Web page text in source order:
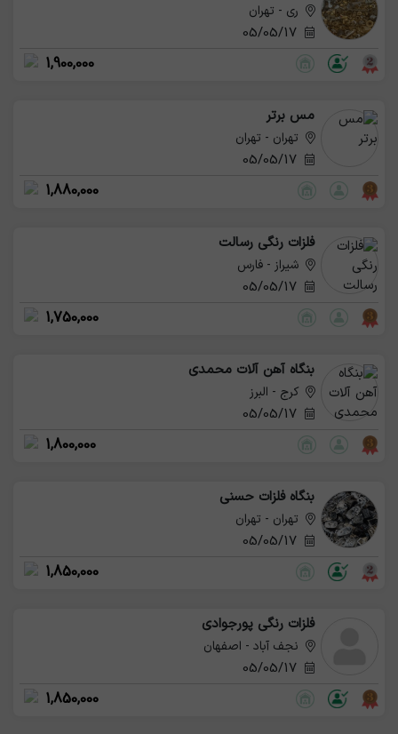
ری - تهران
05/05/17
1,900,000
مس برتر
تهران - تهران
05/05/17
1,880,000
فلزات رنگی رسالت
شیراز - فارس
05/05/17
1,750,000
بنگاه آهن آلات محمدی
کرج - البرز
05/05/17
1,800,000
بنگاه فلزات حسنی
تهران - تهران
05/05/17
1,850,000
فلزات رنگی پورجوادی
نجف آباد - اصفهان
05/05/17
1,850,000